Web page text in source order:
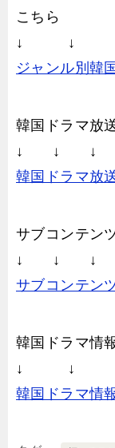
こちら
↓ ↓
ジャンル別韓
韓国ドラマ放
↓ ↓ ↓
韓国ドラマ放
サブコンテン
↓ ↓ ↓
サブコンテン
韓国ドラマ情
↓ ↓
韓国ドラマ情